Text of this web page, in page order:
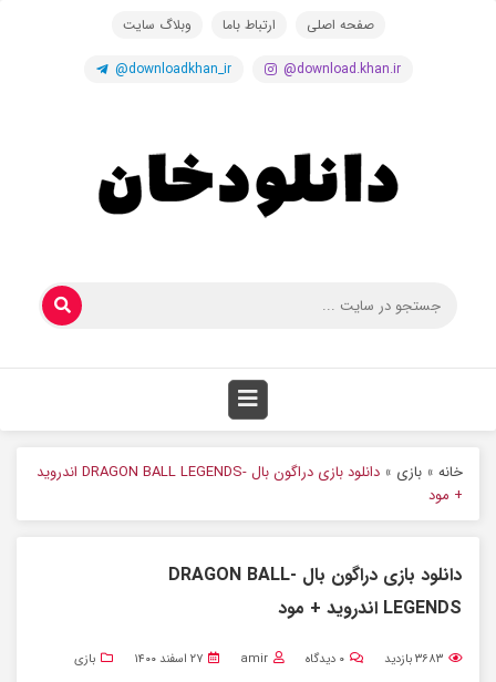
صفحه اصلی ارتباط باما وبلاگ سایت
@download.khan.ir
@downloadkhan_ir
خانه » بازی »
دانلود بازی دراگون بال -DRAGON BALL LEGENDS اندروید
+ مود
دانلود بازی دراگون بال -DRAGON BALL
LEGENDS اندروید + مود
۳۶۸۳بازدید ۰ دیدگاه amir ۲۷ اسفند ۱۴۰۰ بازی